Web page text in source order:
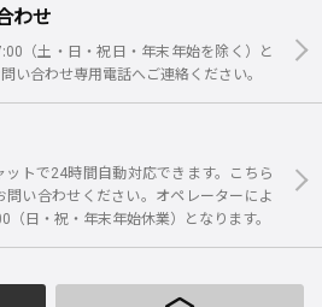
わせ
（土・日・祝日・年末年始を除く）と
い合わせ専用電話へご連絡ください。
ットで24時間自動対応できます。こちら
い合わせください。オペレーターによ
日・祝・年末年始休業）となります。